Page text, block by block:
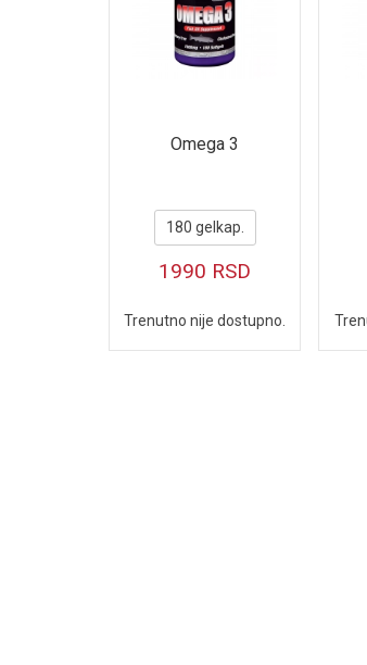
Omega 3
180 gelkap.
1990 RSD
Trenutno nije dostupno.